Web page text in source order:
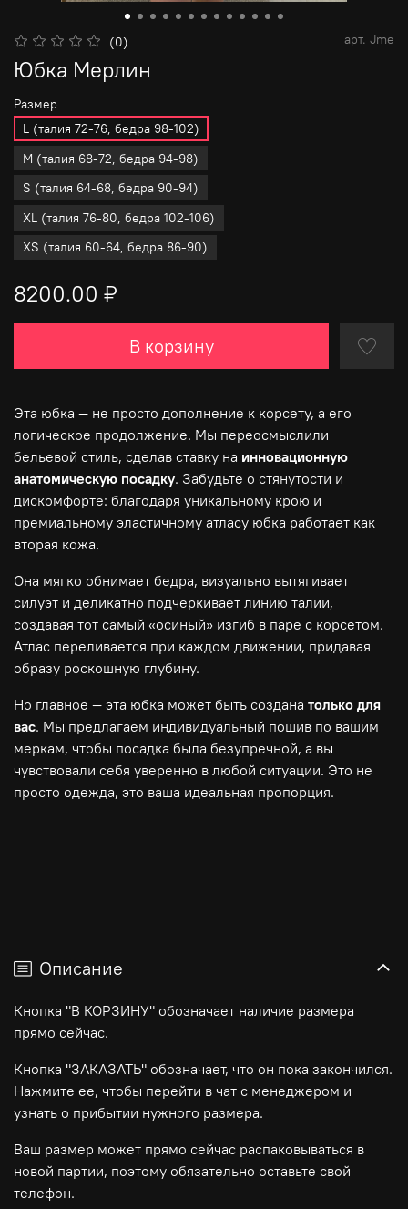
(0) арт. Jme
Юбка Мерлин
Размер
L (талия 72-76, бедра 98-102)
M (талия 68-72, бедра 94-98)
S (талия 64-68, бедра 90-94)
XL (талия 76-80, бедра 102-106)
XS (талия 60-64, бедра 86-90)
8200.00 ₽
В корзину
Эта юбка — не просто дополнение к корсету, а его
логическое продолжение. Мы переосмыслили
бельевой стиль, сделав ставку на инновационную
анатомическую посадку. Забудьте о стянутости и
дискомфорте: благодаря уникальному крою и
премиальному эластичному атласу юбка работает как
вторая кожа.
Она мягко обнимает бедра, визуально вытягивает
силуэт и деликатно подчеркивает линию талии,
создавая тот самый «осиный» изгиб в паре с корсетом.
Атлас переливается при каждом движении, придавая
образу роскошную глубину.
Но главное — эта юбка может быть создана только для
вас. Мы предлагаем индивидуальный пошив по вашим
меркам, чтобы посадка была безупречной, а вы
чувствовали себя уверенно в любой ситуации. Это не
просто одежда, это ваша идеальная пропорция.
Описание
Кнопка "В КОРЗИНУ" обозначает наличие размера
прямо сейчас.
Кнопка "ЗАКАЗАТЬ" обозначает, что он пока закончился.
Нажмите ее, чтобы перейти в чат с менеджером и
узнать о прибытии нужного размера.
Ваш размер может прямо сейчас распаковываться в
новой партии, поэтому обязательно оставьте свой
телефон.